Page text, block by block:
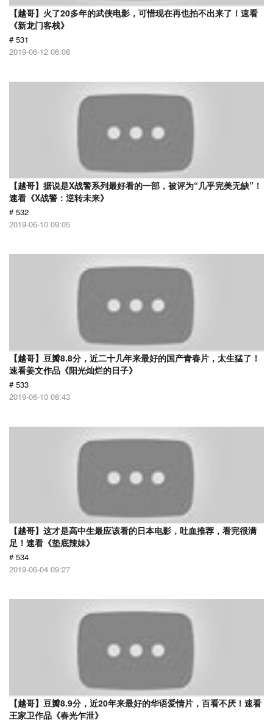
【越哥】火了20多年的武侠电影，可惜现在再也拍不出来了！速看
《新龙门客栈》
# 531
2019-06-12 06:08
【越哥】据说是X战警系列最好看的一部，被评为“几乎完美无缺”！
速看《X战警：逆转未来》
# 532
2019-06-10 09:05
【越哥】豆瓣8.8分，近二十几年来最好的国产青春片，太生猛了！
速看姜文作品《阳光灿烂的日子》
# 533
2019-06-10 08:43
【越哥】这才是高中生最应该看的日本电影，吐血推荐，看完很满
足！速看《垫底辣妹》
# 534
2019-06-04 09:27
【越哥】豆瓣8.9分，近20年来最好的华语爱情片，百看不厌！速看
王家卫作品《春光乍泄》